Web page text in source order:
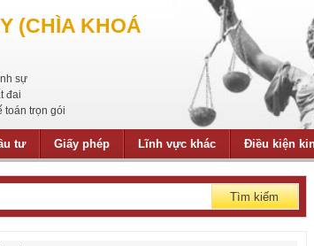
(CHÌA KHOÁ
sự
đai
toán trọn gói
tư Giấy phép Lĩnh vực khác Điều kiện
Tìm kiếm